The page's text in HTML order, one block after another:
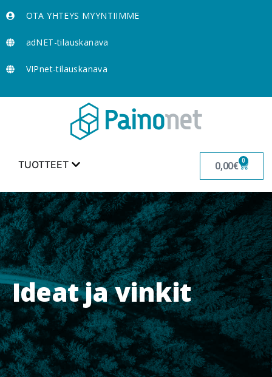
OTA YHTEYS MYYNTIIMME
adNET-tilauskanava
VIPnet-tilauskanava
TUOTTEET 0,00€ 0
Ideat ja vinkit